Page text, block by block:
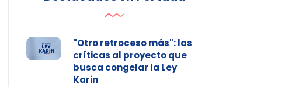
"Otro retroceso más": las
críticas al proyecto que
busca congelar la Ley
Karin